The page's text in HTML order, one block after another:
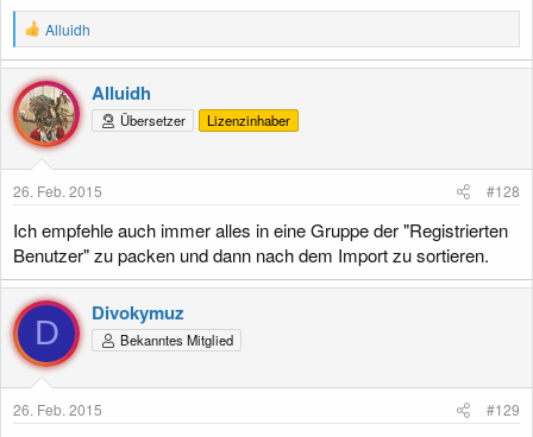
R
e
a
k
t
i
o
n
n
Alluidh
Alluidh
Übersetzer Lizenzinhaber
26. Feb. 2015 #128
Ich empfehle auch immer alles in eine Gruppe der "Registrierten
Benutzer" zu packen und dann nach dem Import zu sortieren.
D
Divokymuz
Bekanntes Mitglied
26. Feb. 2015 #129